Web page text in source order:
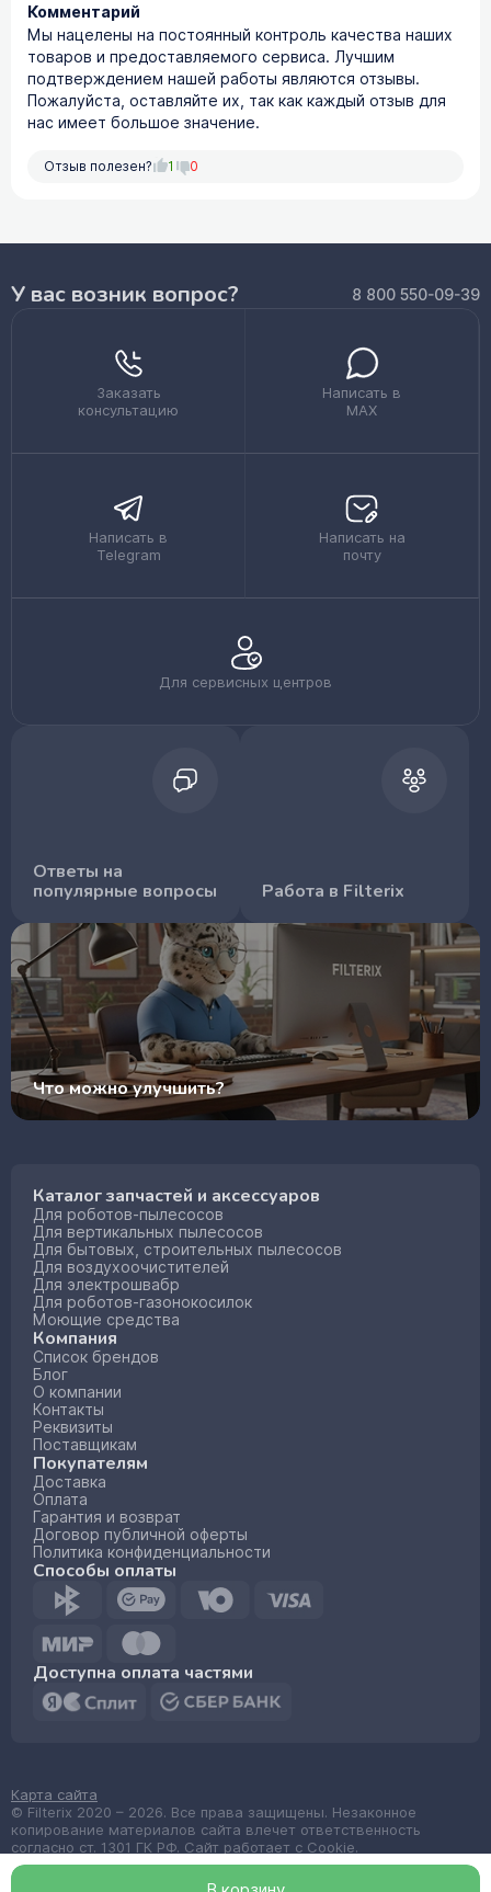
Комментарий
Мы нацелены на постоянный контроль качества наших
товаров и предоставляемого сервиса. Лучшим
подтверждением нашей работы являются отзывы.
Пожалуйста, оставляйте их, так как каждый отзыв для
нас имеет большое значение.
Отзыв полезен? 1 0
У вас возник вопрос? 8 800 550-09-39
Заказать
консультацию
Написать в
MAX
Написать в
Telegram
Написать на
почту
Для сервисных центров
Ответы на
популярные вопросы
Работа в Filterix
Что можно улучшить?
Каталог запчастей и аксессуаров
Для роботов-пылесосов
Для вертикальных пылесосов
Для бытовых, строительных пылесосов
Для воздухоочистителей
Для электрошвабр
Для роботов-газонокосилок
Моющие средства
Компания
Список брендов
Блог
О компании
Контакты
Реквизиты
Поставщикам
Покупателям
Доставка
Оплата
Гарантия и возврат
Договор публичной оферты
Политика конфиденциальности
Способы оплаты
Доступна оплата частями
© Filterix 2020 – 2026. Все права защищены. Незаконное
копирование материалов сайта влечет ответственность
согласно ст. 1301 ГК РФ. Сайт работает с Cookie.
Карта сайта
Made by